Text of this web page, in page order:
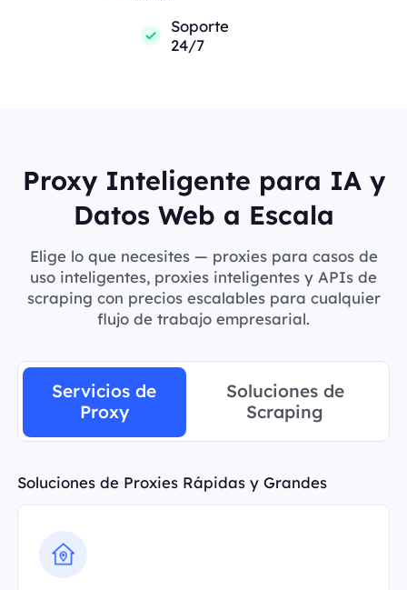
Soporte
24/7
Proxy Inteligente para IA y
Datos Web a Escala
Elige lo que necesites — proxies para casos de
uso inteligentes, proxies inteligentes y APIs de
scraping con precios escalables para cualquier
flujo de trabajo empresarial.
Servicios de
Proxy
Soluciones de
Scraping
Soluciones de Proxies Rápidas y Grandes